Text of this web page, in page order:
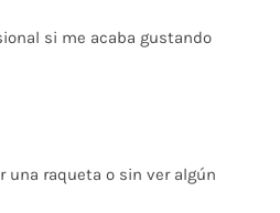
si me acaba gustando
una raqueta o sin ver algún